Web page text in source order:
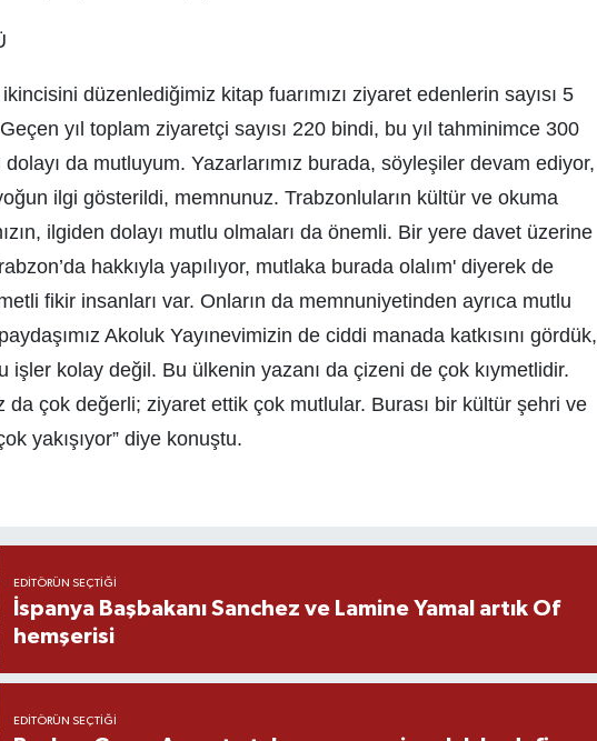
düzenlediğimiz kitap fuarımızı ziyaret edenlerin sayısı 5
yıl toplam ziyaretçi sayısı 220 bindi, bu yıl tahminimce 300
da mutluyum. Yazarlarımız burada, söyleşiler devam ediyor,
ilgi gösterildi, memnunuz. Trabzonluların kültür ve okuma
ilgiden dolayı mutlu olmaları da önemli. Bir yere davet üzerine
hakkıyla yapılıyor, mutlaka burada olalım' diyerek de
fikir insanları var. Onların da memnuniyetinden ayrıca mutlu
Akoluk Yayınevimizin de ciddi manada katkısını gördük,
işler kolay değil. Bu ülkenin yazanı da çizeni de çok kıymetlidir.
da çok değerli; ziyaret ettik çok mutlular. Burası bir kültür şehri ve
yakışıyor” diye konuştu.
EDITÖRÜN SEÇTIĞI
İspanya Başbakanı Sanchez ve Lamine Yamal artık Of
hemşerisi
EDITÖRÜN SEÇTIĞI